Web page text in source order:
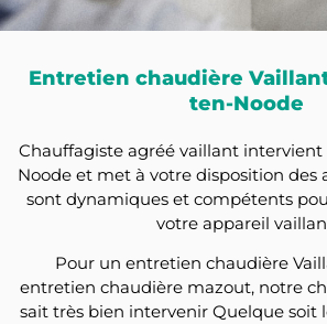
Entretien chaudière
ten-Noode
Chauffagiste agréé vaillant intervient
Noode et met à votre disposition des
sont dynamiques et compétents
votre appareil
Pour un entretien chaudière
entretien chaudière mazout, notre
sait très bien intervenir Quelque soit